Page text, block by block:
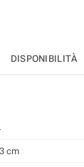
DISPONIBILITÀ
cm